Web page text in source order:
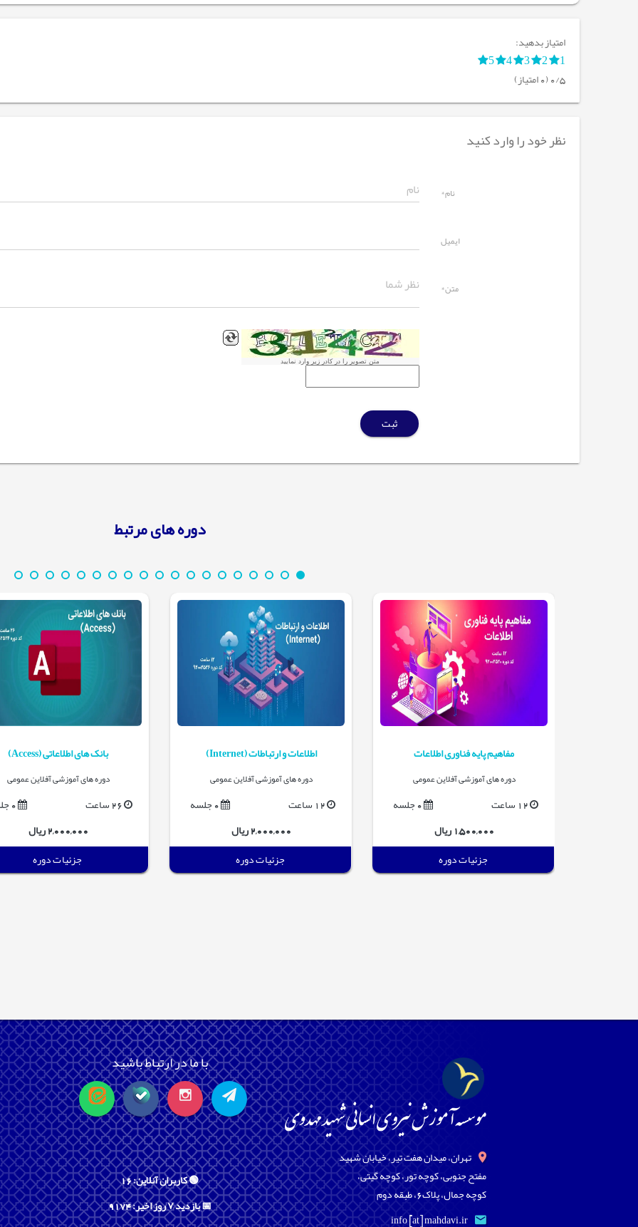
امتیاز بدهید:
1
2
3
4
5
0/5 (0 امتیاز)
نظر خود را وارد کنید
نام*
ایمیل
متن*
متن تصویر را در کادر زیر وارد نمایید
ثبت
دوره های مرتبط
مفاهیم پایه فناوری اطلاعات
دوره های آموزشی آفلاین عمومی
12 ساعت
0 جلسه
1,500,000 ریال
جزئیات دوره
اطلاعات و ارتباطات (Internet)
دوره های آموزشی آفلاین عمومی
12 ساعت
0 جلسه
2,000,000 ریال
جزئیات دوره
بانک های اطلاعاتی (Access)
دوره های آموزشی آفلاین عمومی
26 ساعت
0 جلسه
2,000,000 ریال
جزئیات دوره
تهران، میدان هفت تیر، خیابان شهید
مفتح جنوبی، کوچه تور، کوچه گیتی،
کوچه جمال، پلاک6، طبقه دوم
info [at] mahdavi.ir
با ما در ارتباط باشید
🟢 کاربران آنلاین: 16
📅 بازدید ۷ روز اخیر: 9174